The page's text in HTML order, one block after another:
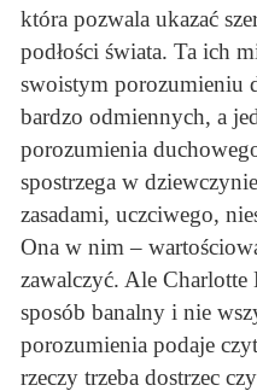
która pozwala ukazać
podłości świata. Ta ich
swoistym porozumieniu
bardzo odmiennych, a
porozumienia
spostrzega w
zasadami, uczciwego,
Ona w nim –
zawalczyć. Ale
sposób banalny i nie
porozumienia podaje
rzeczy trzeba dostrzec